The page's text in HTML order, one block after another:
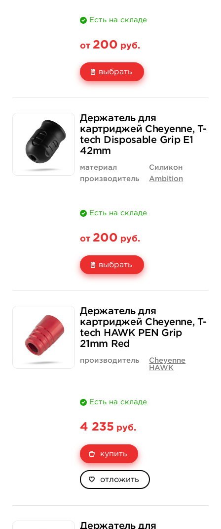
Есть на складе
от 200 руб.
выбрать
Количество
200 руб.
купить купить
Держатель для
картриджей Cheyenne, T-
tech Disposable Grip E1
42mm
материал
Силикон
производитель
Ambition
Есть на складе
от 200 руб.
выбрать
Количество
200 руб.
купить купить
Держатель для
картриджей Cheyenne, T-
tech HAWK PEN Grip
21mm Red
производитель
Cheyenne
HAWK
Есть на складе
4 235 руб.
купить
отложить
Держатель для